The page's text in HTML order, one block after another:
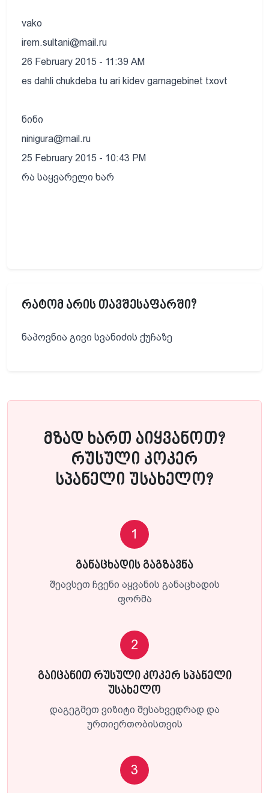
vako
irem.sultani@mail.ru
26 February 2015 - 11:39 AM
es dahli chukdeba tu ari kidev gamagebinet txovt
ნინი
ninigura@mail.ru
25 February 2015 - 10:43 PM
რა საყვარელი ხარ
რატომ არის თავშესაფარში?
ნაპოვნია გივი სვანიძის ქუჩაზე
მზად ხართ აიყვანოთ?
რუსული კოკერ
სპანელი უსახელო?
1
განაცხადის გაგზავნა
შეავსეთ ჩვენი აყვანის განაცხადის
ფორმა
2
გაიცანით რუსული კოკერ სპანელი
უსახელო
დაგეგმეთ ვიზიტი შესახვედრად და
ურთიერთობისთვის
3